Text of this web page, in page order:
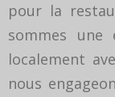
pour la
sommes une
localement
nous